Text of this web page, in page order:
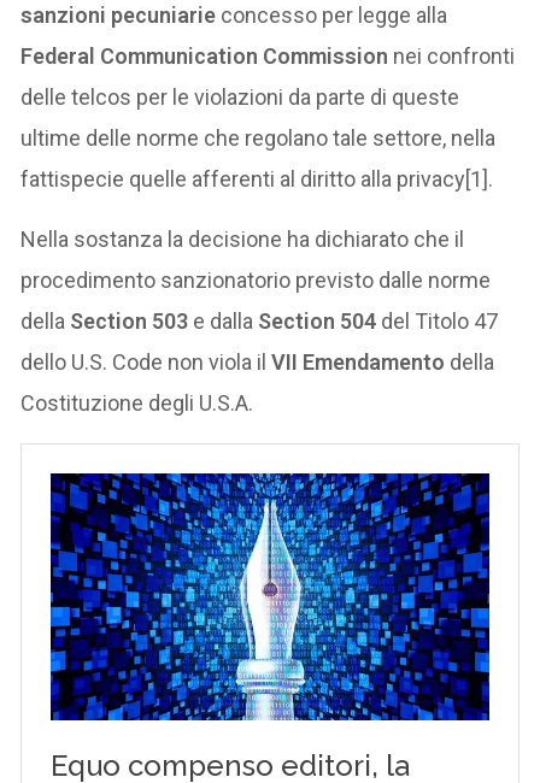
sanzioni pecuniarie concesso per legge alla
Federal Communication Commission nei confronti
delle telcos per le violazioni da parte di queste
ultime delle norme che regolano tale settore, nella
fattispecie quelle afferenti al diritto alla privacy[1].
Nella sostanza la decisione ha dichiarato che il
procedimento sanzionatorio previsto dalle norme
della Section 503 e dalla Section 504 del Titolo 47
dello U.S. Code non viola ilVII Emendamento della
Costituzione degli U.S.A.